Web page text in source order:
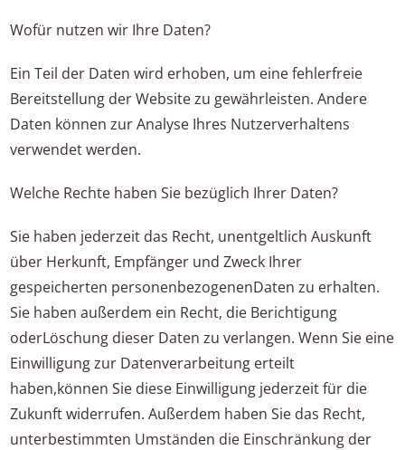
Wofür nutzen wir Ihre Daten?
Ein Teil der Daten wird erhoben, um eine fehlerfreie
Bereitstellung der Website zu gewährleisten. Andere
Daten können zur Analyse Ihres Nutzerverhaltens
verwendet werden.
Welche Rechte haben Sie bezüglich Ihrer Daten?
Sie haben jederzeit das Recht, unentgeltlich Auskunft
über Herkunft, Empfänger und Zweck Ihrer
gespeicherten personenbezogenenDaten zu erhalten.
Sie haben außerdem ein Recht, die Berichtigung
oderLöschung dieser Daten zu verlangen. Wenn Sie eine
Einwilligung zur Datenverarbeitung erteilt
haben,können Sie diese Einwilligung jederzeit für die
Zukunft widerrufen. Außerdem haben Sie das Recht,
unterbestimmten Umständen die Einschränkung der